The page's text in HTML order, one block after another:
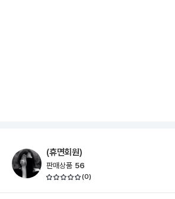
(휴면회원)
판매상품 56
(0)